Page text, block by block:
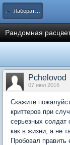
← Лаборатория Братства
Рандомная
Pchelovod
07 июл 2016
Скажите
криттеров при
серьезных солдат
как в жизни, а не
Пробовал править